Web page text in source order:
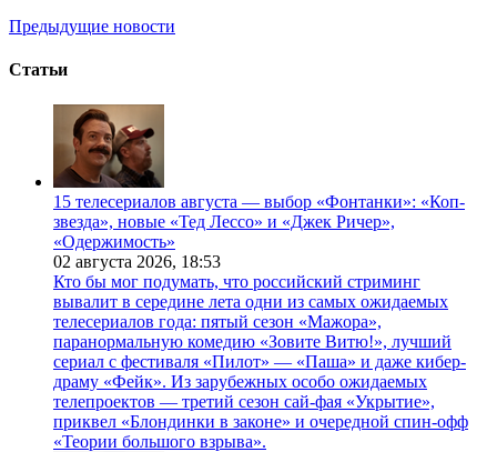
Предыдущие новости
Статьи
15 телесериалов августа — выбор «Фонтанки»: «Коп-
звезда», новые «Тед Лессо» и «Джек Ричер»,
«Одержимость»
02 августа 2026, 18:53
Кто бы мог подумать, что российский стриминг
вывалит в середине лета одни из самых ожидаемых
телесериалов года: пятый сезон «Мажора»,
паранормальную комедию «Зовите Витю!», лучший
сериал с фестиваля «Пилот» — «Паша» и даже кибер-
драму «Фейк». Из зарубежных особо ожидаемых
телепроектов — третий сезон сай-фая «Укрытие»,
приквел «Блондинки в законе» и очередной спин-офф
«Теории большого взрыва».